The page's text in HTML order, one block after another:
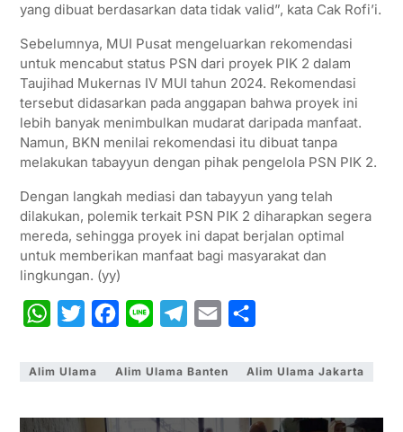
yang dibuat berdasarkan data tidak valid”, kata Cak Rofi’i.
Sebelumnya, MUI Pusat mengeluarkan rekomendasi
untuk mencabut status PSN dari proyek PIK 2 dalam
Taujihad Mukernas IV MUI tahun 2024. Rekomendasi
tersebut didasarkan pada anggapan bahwa proyek ini
lebih banyak menimbulkan mudarat daripada manfaat.
Namun, BKN menilai rekomendasi itu dibuat tanpa
melakukan tabayyun dengan pihak pengelola PSN PIK 2.
Dengan langkah mediasi dan tabayyun yang telah
dilakukan, polemik terkait PSN PIK 2 diharapkan segera
mereda, sehingga proyek ini dapat berjalan optimal
untuk memberikan manfaat bagi masyarakat dan
lingkungan. (yy)
W
a
s
i
t
c
b
n
l
g
a
l
a
e
Alim Ulama Alim Ulama Banten Alim Ulama Jakarta